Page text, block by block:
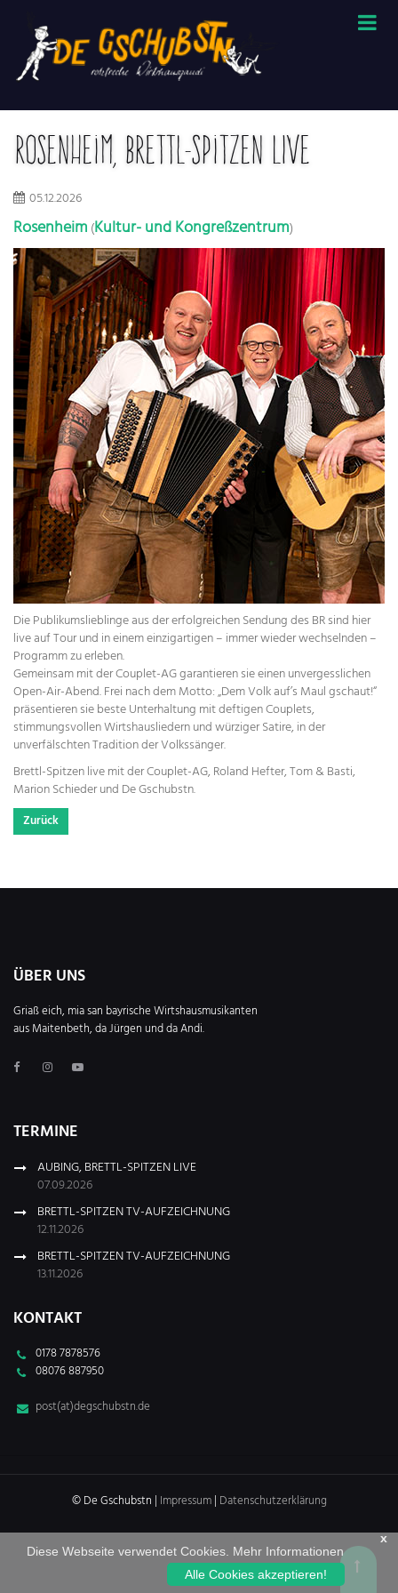
Rosenheim, Brettl-Spitzen LIVE
05.12.2026
Rosenheim (Kultur- und Kongreßzentrum)
Die Publikumslieblinge aus der erfolgreichen Sendung des BR sind hier
live auf Tour und in einem einzigartigen – immer wieder wechselnden –
Programm zu erleben.
Gemeinsam mit der Couplet-AG garantieren sie einen unvergesslichen
Open-Air-Abend. Frei nach dem Motto: „Dem Volk auf’s Maul gschaut!“
präsentieren sie beste Unterhaltung mit deftigen Couplets,
stimmungsvollen Wirtshausliedern und würziger Satire, in der
unverfälschten Tradition der Volkssänger.
Brettl-Spitzen live mit der Couplet-AG, Roland Hefter, Tom & Basti,
Marion Schieder und De Gschubstn.
Zurück
ÜBER UNS
Griaß eich, mia san bayrische Wirtshausmusikanten
aus Maitenbeth, da Jürgen und da Andi.
TERMINE
AUBING, BRETTL-SPITZEN LIVE
07.09.2026
BRETTL-SPITZEN TV-AUFZEICHNUNG
12.11.2026
BRETTL-SPITZEN TV-AUFZEICHNUNG
13.11.2026
KONTAKT
0178 7878576
08076 887950
post(at)degschubstn.de
© De Gschubstn | Impressum| Datenschutzerklärung
x
Diese Webseite verwendet Cookies. Mehr Informationen
Alle Cookies akzeptieren!